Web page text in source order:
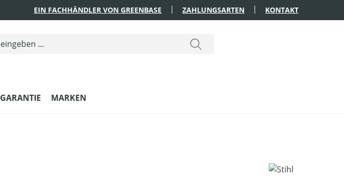
EIN FACHHÄNDLER VON GREENBASE ZAHLUNGSARTEN KONTAKT
GARANTIE MARKEN